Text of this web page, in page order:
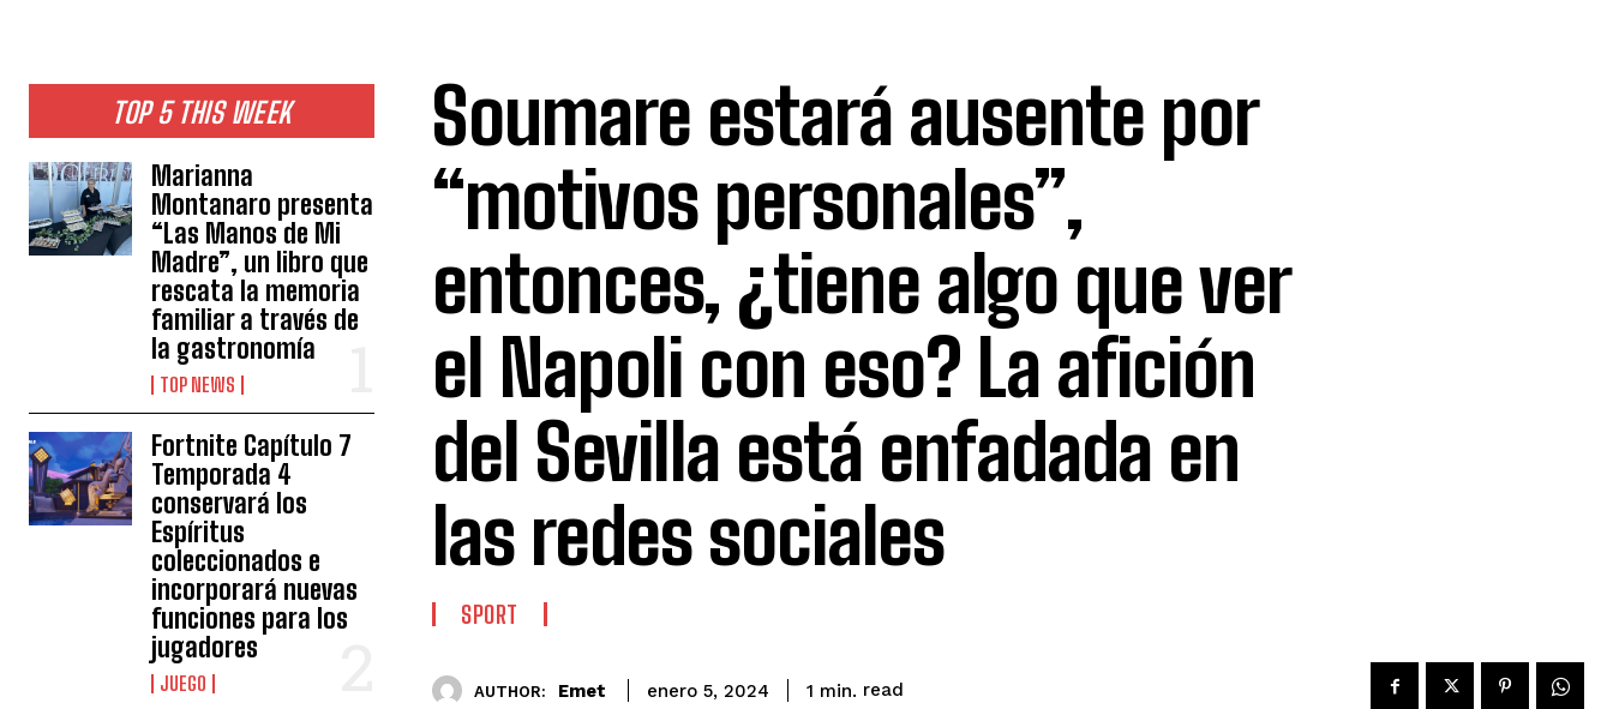
TOP 5 THIS WEEK
Marianna
Montanaro presenta
“Las Manos de Mi
Madre”, un libro que
rescata la memoria
familiar a través de
la gastronomía
TOP NEWS
Fortnite Capítulo 7
Temporada 4
conservará los
Espíritus
coleccionados e
incorporará nuevas
funciones para los
jugadores
JUEGO
Soumare estará ausente por
“motivos personales”,
entonces, ¿tiene algo que ver
el Napoli con eso? La afición
del Sevilla está enfadada en
las redes sociales
SPORT
AUTHOR: Emet enero 5, 2024 1 min. read